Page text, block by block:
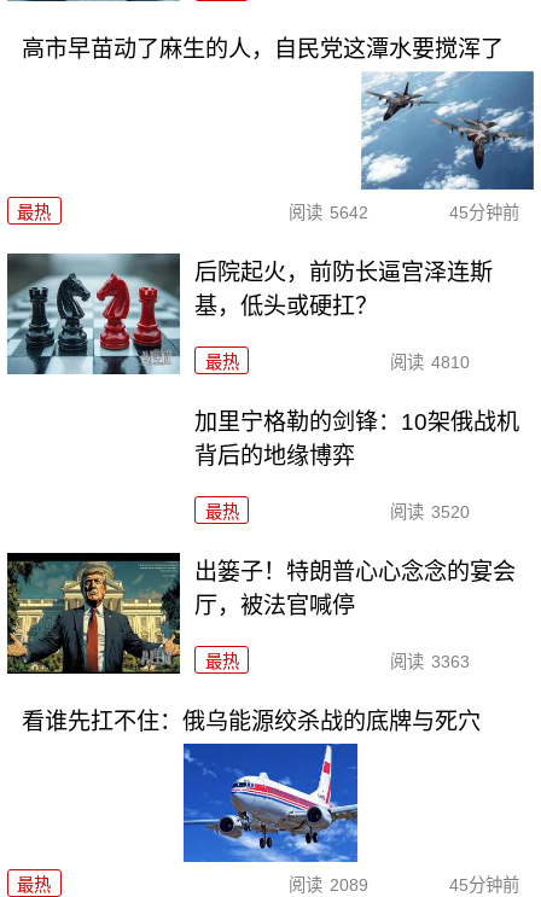
高市早苗动了麻生的人，自民党这潭水要搅浑了
最热 阅读 5642 45分钟前
后院起火，前防长逼宫泽连斯
基，低头或硬扛？
最热 阅读 4810
加里宁格勒的剑锋：10架俄战机
背后的地缘博弈
最热 阅读 3520
出篓子！特朗普心心念念的宴会
厅，被法官喊停
最热 阅读 3363
看谁先扛不住：俄乌能源绞杀战的底牌与死穴
最热 阅读 2089 45分钟前